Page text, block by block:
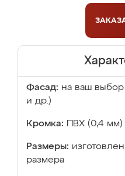
Фасад: на ваш
и др.)
Кромка: ПВХ (0,4 мм)
Размеры:
размера